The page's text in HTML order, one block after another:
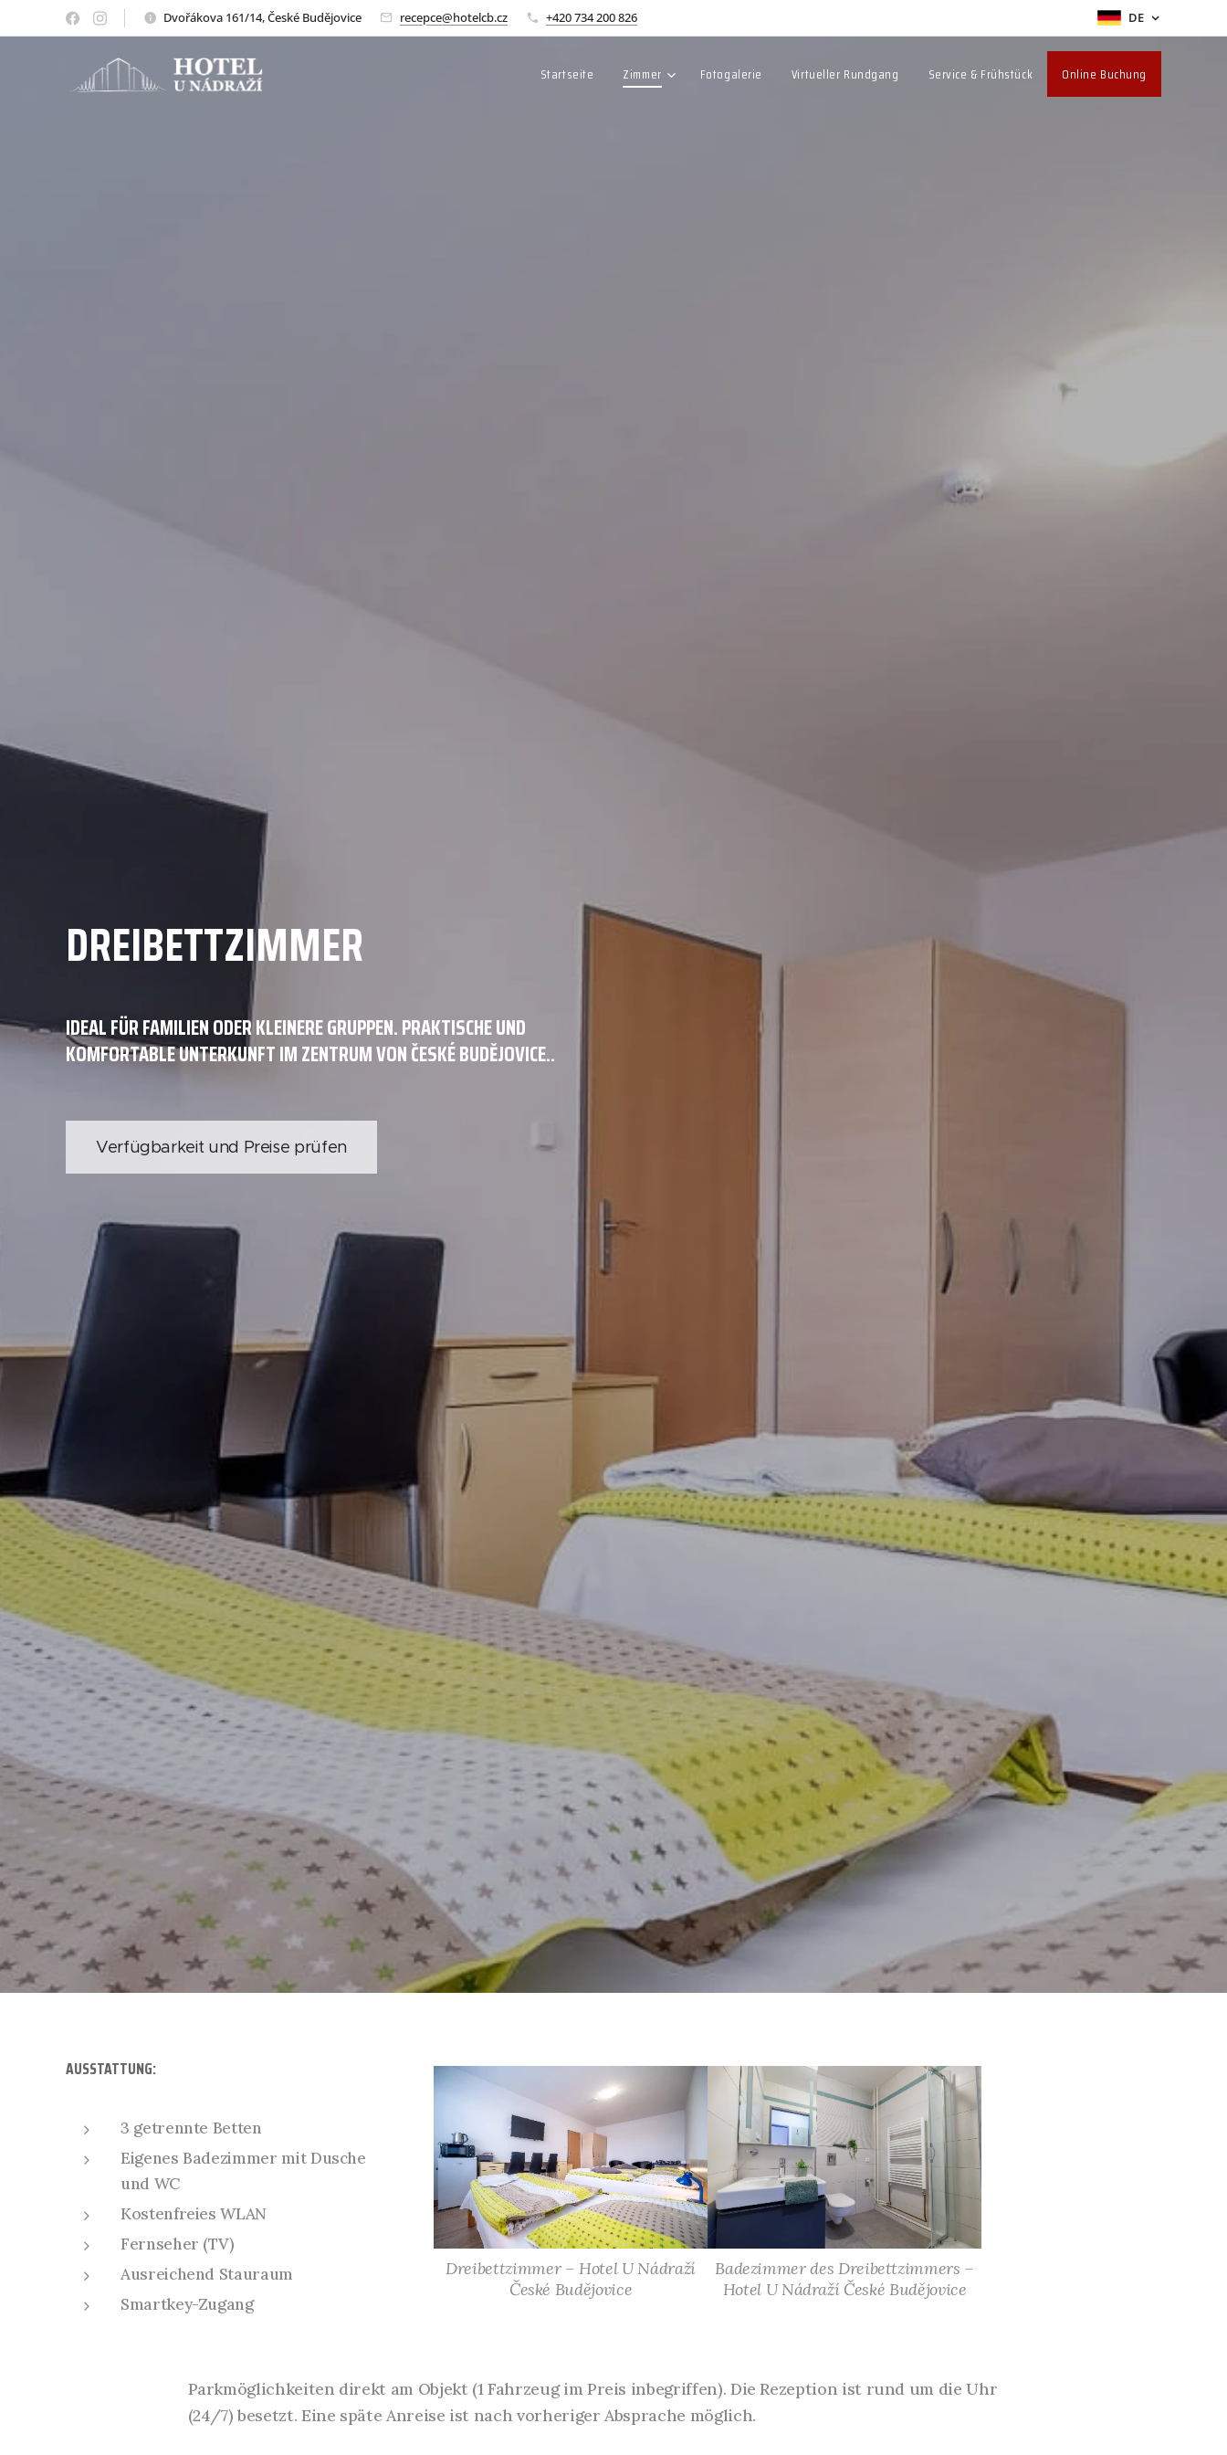
Dvořákova 161/14, České Budějovice recepce@hotelcb.cz +420 734 200 826 DE
Startseite Zimmer Fotogalerie Virtueller Rundgang Service & Frühstück Online Buchung
DREIBETTZIMMER
IDEAL FÜR FAMILIEN ODER KLEINERE GRUPPEN. PRAKTISCHE UND
KOMFORTABLE UNTERKUNFT IM ZENTRUM VON ČESKÉ BUDĚJOVICE..
Verfügbarkeit und Preise prüfen
AUSSTATTUNG:
3 getrennte Betten
Eigenes Badezimmer mit Dusche
und WC
Kostenfreies WLAN
Fernseher (TV)
Ausreichend Stauraum
Smartkey-Zugang
Dreibettzimmer – Hotel U Nádraží
České Budějovice
Badezimmer des Dreibettzimmers –
Hotel U Nádraží České Budějovice
Parkmöglichkeiten direkt am Objekt (1 Fahrzeug im Preis inbegriffen). Die Rezeption ist rund um die Uhr
(24/7) besetzt. Eine späte Anreise ist nach vorheriger Absprache möglich.